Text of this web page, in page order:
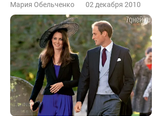
Мария Обельченко 02 декабря 2010